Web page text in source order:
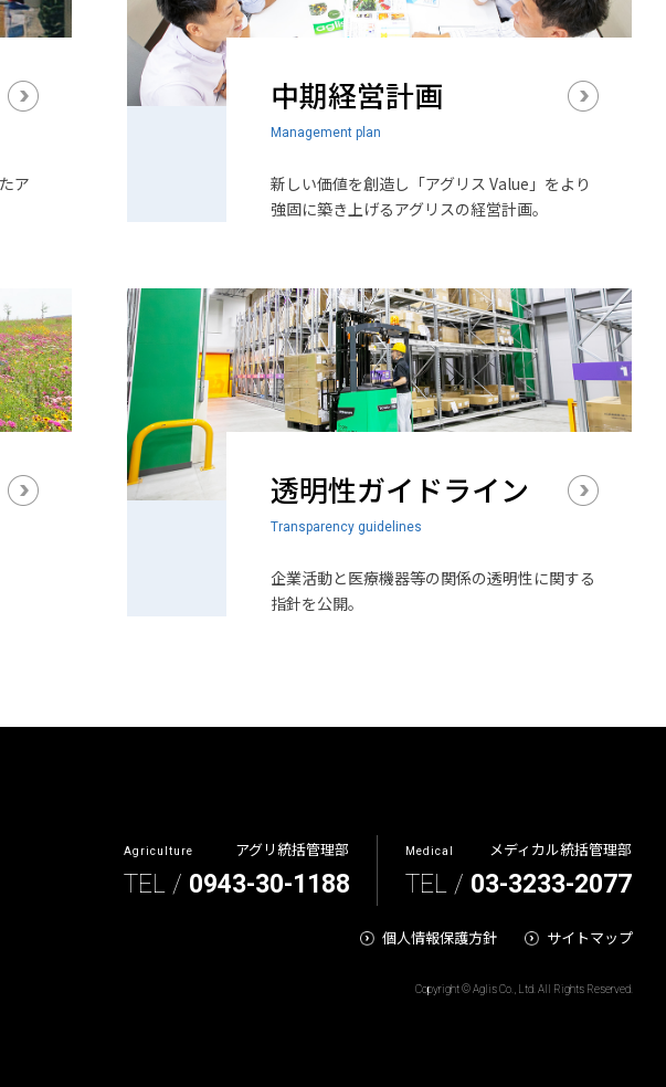
ア
中期経営計画
Management plan
新しい価値を創造し「アグリス Value」をより
強固に築き上げるアグリスの経営計画。
透明性ガイドライン
Transparency guidelines
企業活動と医療機器等の関係の透明性に関する
指針を公開。
Agriculture アグリ統括管理部
TEL / 0943-30-1188
Medical メディカル統括管理部
TEL / 03-3233-2077
個人情報保護方針 サイトマップ
Copyright © Aglis Co., Ltd. All Rights Reserved.